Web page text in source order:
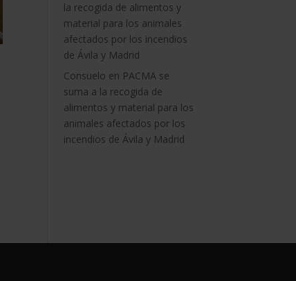
la recogida de alimentos y
material para los animales
afectados por los incendios
de Ávila y Madrid
Consuelo en PACMA se
suma a la recogida de
alimentos y material para los
animales afectados por los
incendios de Ávila y Madrid